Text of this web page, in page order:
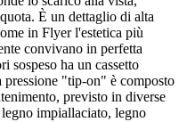
È un dettaglio di alta
in Flyer l'estetica più
convivano in perfetta
sospeso ha un cassetto
pressione "tip-on" è composto
previsto in diverse
impiallaciato, legno